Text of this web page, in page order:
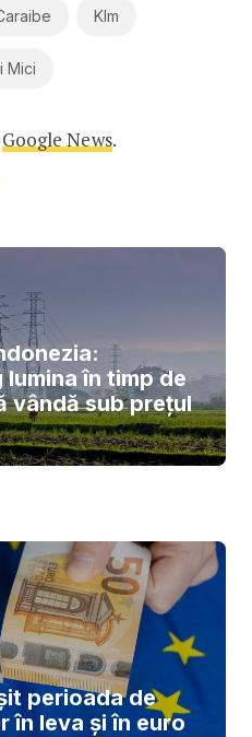
Klm
Mici
Google News.
în timp de
vândă sub prețul
perioada de
în ​​leva și în euro